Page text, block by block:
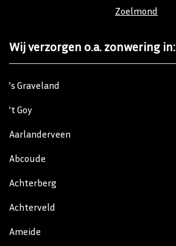
Zoelmond
Wij verzorgen o.a. zonwering in:
’s Graveland
’t Goy
Aarlanderveen
Abcoude
Achterberg
Achterveld
Ameide